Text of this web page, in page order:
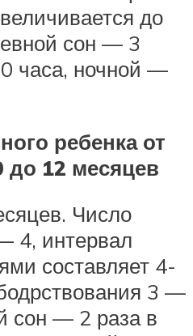
до
сон — 3
часа, ночной —
ребенка от
12 месяцев
Число
4, интервал
составляет 4-
3 —
сон — 2 раза в